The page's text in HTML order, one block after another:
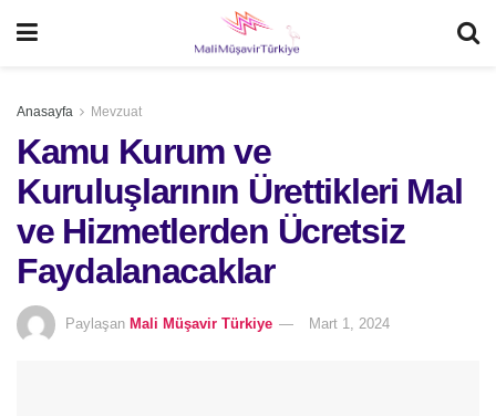
Anasayfa Mevzuat
Kamu Kurum ve
Kuruluşlarının Ürettikleri Mal
ve Hizmetlerden Ücretsiz
Faydalanacaklar
Paylaşan Mali Müşavir Türkiye Mart 1, 2024